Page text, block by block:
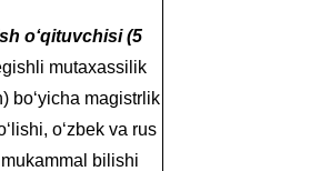
o‘qituvchisi (5
mutaxassilik
bo‘yicha magistrlik
o‘zbek va rus
bilishi